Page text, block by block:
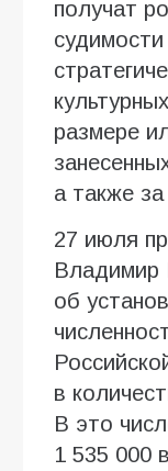
получат
размере
а также
27 июля
Владимир
об
в
В это
1 535 000